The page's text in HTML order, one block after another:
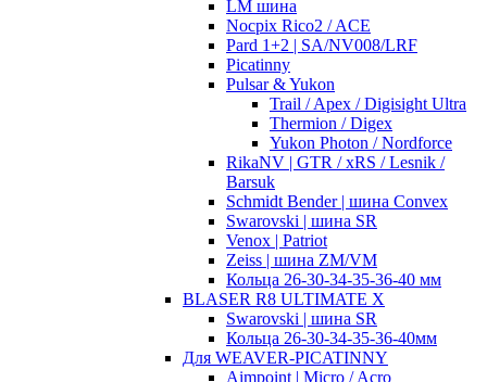
LM шина
Nocpix Rico2 / ACE
Pard 1+2 | SA/NV008/LRF
Picatinny
Pulsar & Yukon
Trail / Apex / Digisight Ultra
Thermion / Digex
Yukon Photon / Nordforce
RikaNV | GTR / xRS / Lesnik /
Barsuk
Schmidt Bender | шина Convex
Swarovski | шина SR
Venox | Patriot
Zeiss | шина ZM/VM
Кольца 26-30-34-35-36-40 мм
BLASER R8 ULTIMATE X
Swarovski | шина SR
Кольца 26-30-34-35-36-40мм
Для WEAVER-PICATINNY
Aimpoint | Micro / Acro